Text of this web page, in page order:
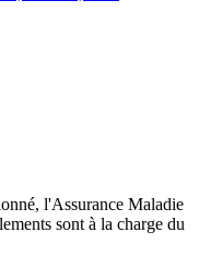
l'Assurance Maladie
sont à la charge du